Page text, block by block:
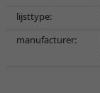
lijsttype:
manufacturer: